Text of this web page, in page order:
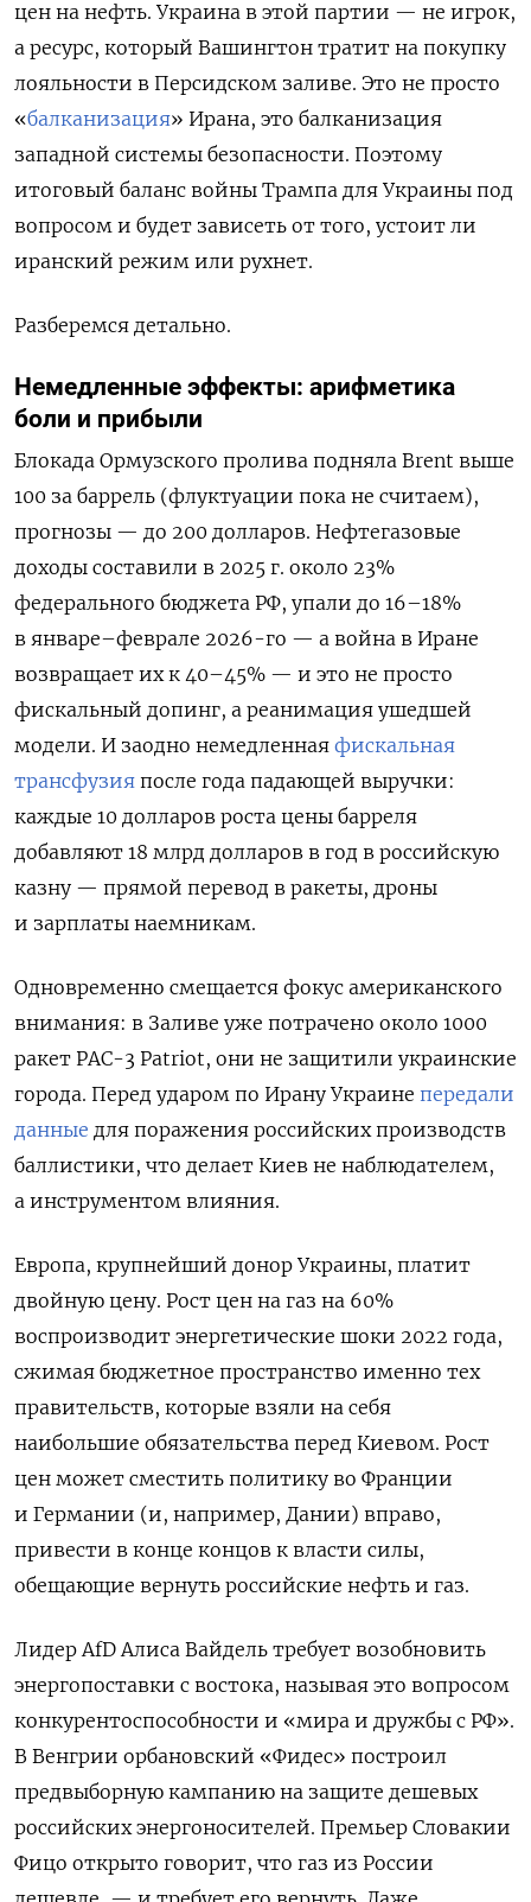
цен на нефть. Украина в этой партии — не игрок,
а ресурс, который Вашингтон тратит на покупку
лояльности в Персидском заливе. Это не просто
«балканизация» Ирана, это балканизация
западной системы безопасности. Поэтому
итоговый баланс войны Трампа для Украины под
вопросом и будет зависеть от того, устоит ли
иранский режим или рухнет.
Разберемся детально.
Немедленные эффекты: арифметика
боли и прибыли
Блокада Ормузского пролива подняла Brent выше
100 за баррель (флуктуации пока не считаем),
прогнозы — до 200 долларов. Нефтегазовые
доходы составили в 2025 г. около 23%
федерального бюджета РФ, упали до 16–18%
в январе–феврале 2026-го — а война в Иране
возвращает их к 40–45% — и это не просто
фискальный допинг, а реанимация ушедшей
модели. И заодно немедленная фискальная
трансфузия после года падающей выручки:
каждые 10 долларов роста цены барреля
добавляют 18 млрд долларов в год в российскую
казну — прямой перевод в ракеты, дроны
и зарплаты наемникам.
Одновременно смещается фокус американского
внимания: в Заливе уже потрачено около 1000
ракет PAC-3 Patriot, они не защитили украинские
города. Перед ударом по Ирану Украине передали
данные для поражения российских производств
баллистики, что делает Киев не наблюдателем,
а инструментом влияния.
Европа, крупнейший донор Украины, платит
двойную цену. Рост цен на газ на 60%
воспроизводит энергетические шоки 2022 года,
сжимая бюджетное пространство именно тех
правительств, которые взяли на себя
наибольшие обязательства перед Киевом. Рост
цен может сместить политику во Франции
и Германии (и, например, Дании) вправо,
привести в конце концов к власти силы,
обещающие вернуть российские нефть и газ.
Лидер AfD Алиса Вайдель требует возобновить
энергопоставки с востока, называя это вопросом
конкурентоспособности и «мира и дружбы с РФ».
В Венгрии орбановский «Фидес» построил
предвыборную кампанию на защите дешевых
российских энергоносителей. Премьер Словакии
Фицо открыто говорит, что газ из России